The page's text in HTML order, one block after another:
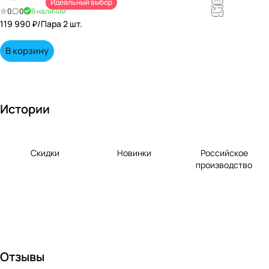
непревзойд
0 0 В наличии
Идеальный выбор
119 990 ₽/Пара 2 шт.
В корзину
Истории
Скидки Новинки
Российское
производство
Отзывы